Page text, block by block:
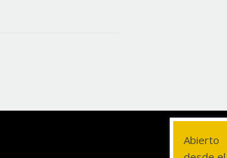
Abierto